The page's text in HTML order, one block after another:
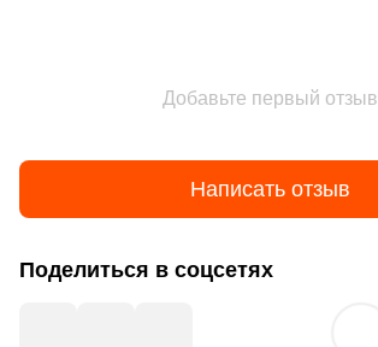
Добавьте первый отзыв
Написать отзыв
Поделиться в соцсетях